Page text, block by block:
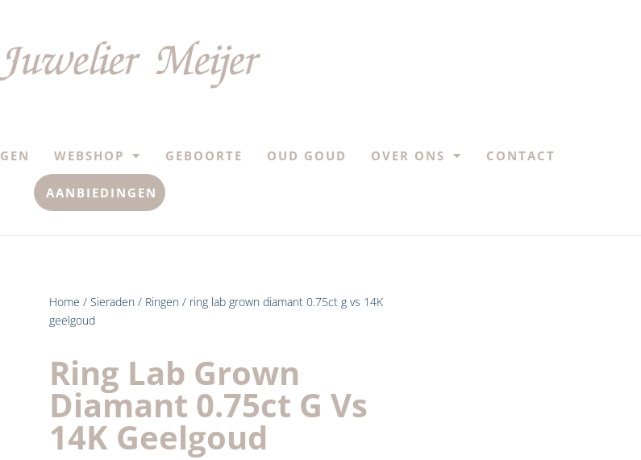
WEBSHOP GEBOORTE OUD GOUD OVER ONS CONTACT
AANBIEDINGEN
Home / Sieraden / Ringen / ring lab grown diamant 0.75ct g vs 14K
geelgoud
Ring Lab Grown
Diamant 0.75ct G Vs
14K Geelgoud